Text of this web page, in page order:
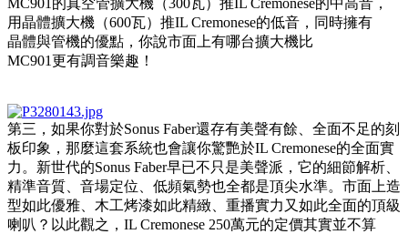
用晶體擴大機（600瓦）推IL Cremonese的低音，同時擁有
晶體與管機的優點，你說市面上有哪台擴大機比
MC901更有調音樂趣！
第三，如果你對於Sonus Faber還存有美聲有餘、全面不足的刻
板印象，那麼這套系統也會讓你驚艷於IL Cremonese的全面實
力。新世代的Sonus Faber早已不只是美聲派，它的細節解析、
精準音質、音場定位、低頻氣勢也全都是頂尖水準。市面上造
型如此優雅、木工烤漆如此精緻、重播實力又如此全面的頂級
喇叭？以此觀之，IL Cremonese 250萬元的定價其實並不算